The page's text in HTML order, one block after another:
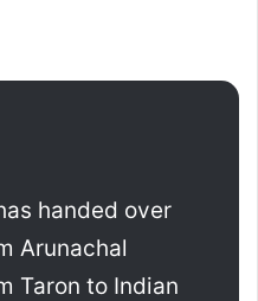
handed over
Arunachal
Taron to Indian